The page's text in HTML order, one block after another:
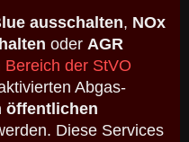
ausschalten, NOx
oder AGR
Bereich der StVO
Abgas-
öffentlichen
Diese Services